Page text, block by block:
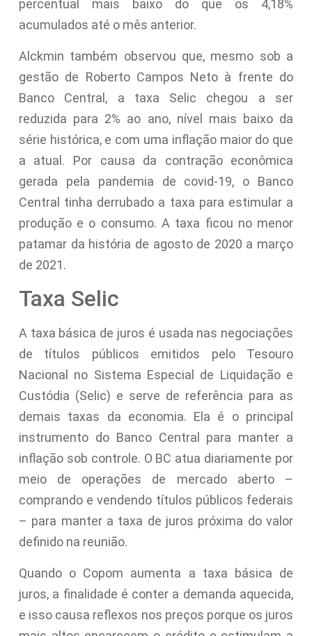
percentual mais baixo do que os 4,18%
acumulados até o mês anterior.
Alckmin também observou que, mesmo sob a
gestão de Roberto Campos Neto à frente do
Banco Central, a taxa Selic chegou a ser
reduzida para 2% ao ano, nível mais baixo da
série histórica, e com uma inflação maior do que
a atual. Por causa da contração econômica
gerada pela pandemia de covid-19, o Banco
Central tinha derrubado a taxa para estimular a
produção e o consumo. A taxa ficou no menor
patamar da história de agosto de 2020 a março
de 2021.
Taxa Selic
A taxa básica de juros é usada nas negociações
de títulos públicos emitidos pelo Tesouro
Nacional no Sistema Especial de Liquidação e
Custódia (Selic) e serve de referência para as
demais taxas da economia. Ela é o principal
instrumento do Banco Central para manter a
inflação sob controle. O BC atua diariamente por
meio de operações de mercado aberto –
comprando e vendendo títulos públicos federais
– para manter a taxa de juros próxima do valor
definido na reunião.
Quando o Copom aumenta a taxa básica de
juros, a finalidade é conter a demanda aquecida,
e isso causa reflexos nos preços porque os juros